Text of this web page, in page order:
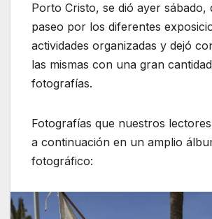
Porto Cristo, se dió ayer sábado,
paseo por los diferentes
actividades organizadas y dejó
las mismas con una gran
fotografías.
Fotografías que nuestros
a continuación en un amplio
fotográfico: